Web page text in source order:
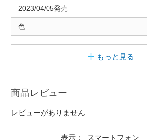
2023/04/05発売
色
もっと見る
商品レビュー
レビューがありません
表示： スマートフォン ｜